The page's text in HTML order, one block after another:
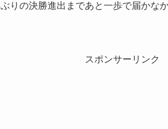
りの決勝進出まであと一歩で届かなか
スポンサーリンク